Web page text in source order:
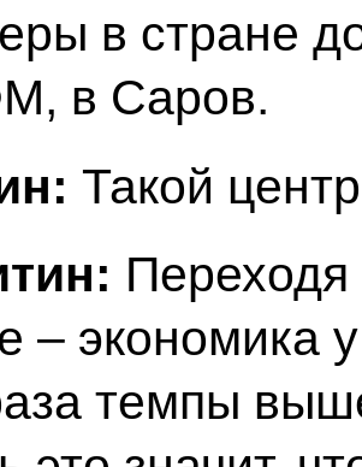
в стране
в Саров.
Такой
Переходя
– экономика
темпы